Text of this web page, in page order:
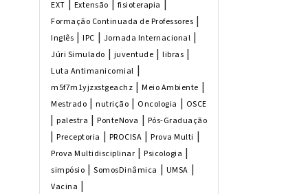
EXT | Extensão | fisioterapia |
Formação Continuada de Professores |
Inglês | IPC | Jornada Internacional |
Júri Simulado | juventude | libras |
Luta Antimanicomial |
m5f7m1yjzxstgeachz | Meio Ambiente |
Mestrado | nutrição | Oncologia | OSCE
| palestra | PonteNova | Pós-Graduação
| Preceptoria | PROCISA | Prova Multi |
Prova Multidisciplinar | Psicologia |
simpósio | SomosDinâmica | UMSA |
Vacina |